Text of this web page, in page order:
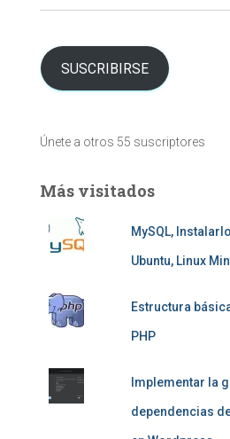
de
electrónico
SUSCRIBIRSE
Únete a otros 55 suscriptores
Más visitados
MySQL,
Ubuntu, Linux
Estructura
PHP
Implementar la
dependencias